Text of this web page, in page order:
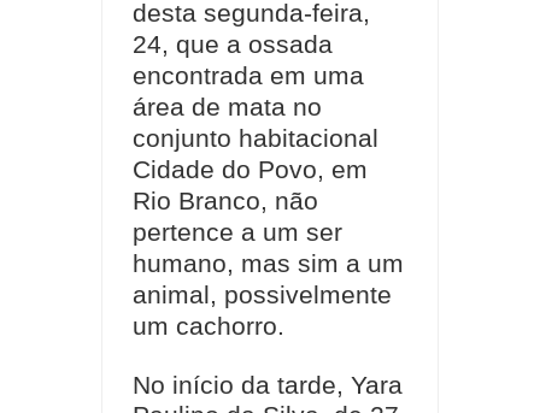
desta segunda-feira,
24, que a ossada
encontrada em uma
área de mata no
conjunto habitacional
Cidade do Povo, em
Rio Branco, não
pertence a um ser
humano, mas sim a um
animal, possivelmente
um cachorro.
No início da tarde, Yara